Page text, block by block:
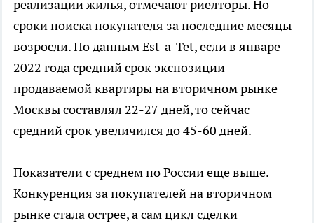
реализации жилья, отмечают риелторы. Но
сроки поиска покупателя за последние месяцы
возросли. По данным Est-a-Tet, если в январе
2022 года средний срок экспозиции
продаваемой квартиры на вторичном рынке
Москвы составлял 22-27 дней, то сейчас
средний срок увеличился до 45-60 дней.
Показатели с среднем по России еще выше.
Конкуренция за покупателей на вторичном
рынке стала острее, а сам цикл сделки